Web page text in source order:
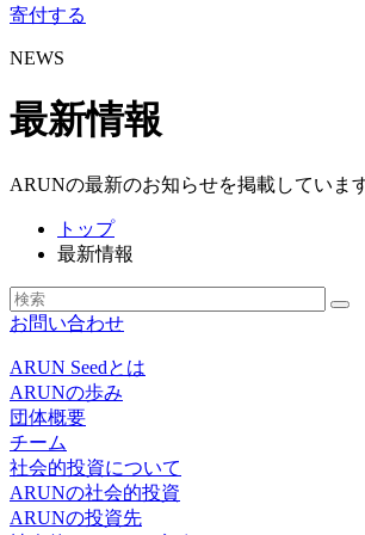
寄付する
NEWS
最新情報
ARUNの最新のお知らせを掲載しています
トップ
最新情報
お問い合わせ
ARUN Seedとは
ARUNの歩み
団体概要
チーム
社会的投資について
ARUNの社会的投資
ARUNの投資先